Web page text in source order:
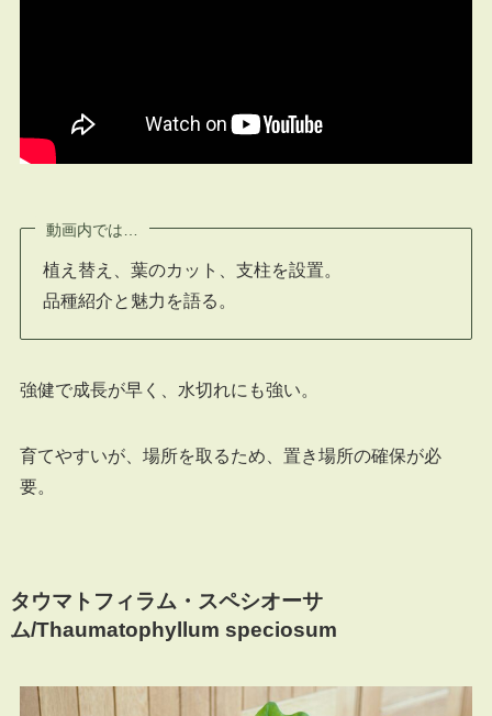
動画内では…
植え替え、葉のカット、支柱を設置。
品種紹介と魅力を語る。
強健で成長が早く、水切れにも強い。
育てやすいが、場所を取るため、置き場所の確保が必
要。
タウマトフィラム・スペシオーサ
ム/Thaumatophyllum speciosum